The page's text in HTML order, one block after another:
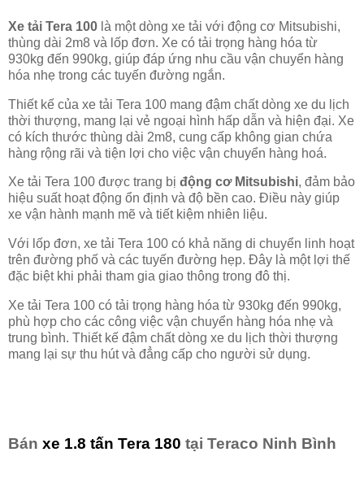
Xe tải Tera 100 là một dòng xe tải với động cơ Mitsubishi,
thùng dài 2m8 và lốp đơn. Xe có tải trọng hàng hóa từ
930kg đến 990kg, giúp đáp ứng nhu cầu vận chuyển hàng
hóa nhẹ trong các tuyến đường ngắn.
Thiết kế của xe tải Tera 100 mang đậm chất dòng xe du lịch
thời thượng, mang lại vẻ ngoại hình hấp dẫn và hiện đại. Xe
có kích thước thùng dài 2m8, cung cấp không gian chứa
hàng rộng rãi và tiện lợi cho việc vận chuyển hàng hoá.
Xe tải Tera 100 được trang bị động cơ Mitsubishi, đảm bảo
hiệu suất hoạt động ổn định và độ bền cao. Điều này giúp
xe vận hành mạnh mẽ và tiết kiệm nhiên liệu.
Với lốp đơn, xe tải Tera 100 có khả năng di chuyển linh hoạt
trên đường phố và các tuyến đường hẹp. Đây là một lợi thế
đặc biệt khi phải tham gia giao thông trong đô thị.
Xe tải Tera 100 có tải trọng hàng hóa từ 930kg đến 990kg,
phù hợp cho các công việc vận chuyển hàng hóa nhẹ và
trung bình. Thiết kế đậm chất dòng xe du lịch thời thượng
mang lại sự thu hút và đẳng cấp cho người sử dụng.
Bán xe 1.8 tấn Tera 180 tại Teraco Ninh Bình